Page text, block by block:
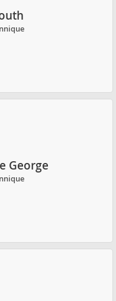
George